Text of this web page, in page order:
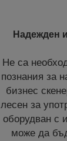
Надежден
Не са
познания за
бизнес
лесен за
оборудван с
може да